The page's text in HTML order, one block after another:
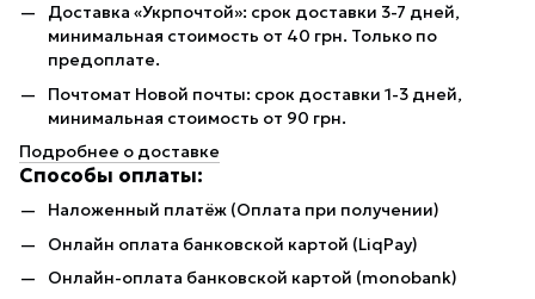
Доставка «Укрпочтой»: срок доставки 3-7 дней,
минимальная стоимость от 40 грн. Только по
предоплате.
Почтомат Новой почты: срок доставки 1-3 дней,
минимальная стоимость от 90 грн.
Подробнее о доставке
Способы оплаты:
Наложенный платёж (Оплата при получении)
Онлайн оплата банковской картой (LiqPay)
Онлайн-оплата банковской картой (monobank)